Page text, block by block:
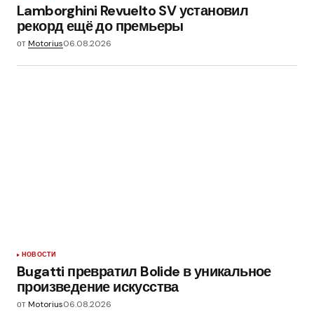
Lamborghini Revuelto SV установил
рекорд ещё до премьеры
отMotorius06.08.2026
НОВОСТИ
Bugatti превратил Bolide в уникальное
произведение искусства
отMotorius06.08.2026